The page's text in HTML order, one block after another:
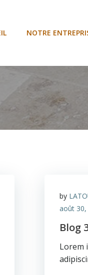
NOTRE
by
août 30,
Blog
Lorem